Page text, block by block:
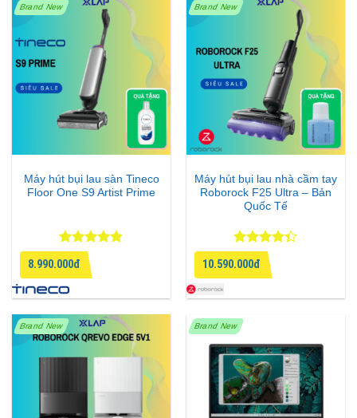
Brand New
Máy hút bụi lau sàn Tineco
Floor One S9 Artist Prime
Được xếp
hạng4.75
5 sao
8.990.000đ
Brand New
Máy hút bụi lau nhà cầm tay
Roborock F25 Ultra – Bản
Quốc Tế
Được xếp
hạng
4.33
5 sao
10.590.000đ
Brand New Brand New